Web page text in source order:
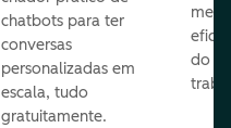
chatbots para ter
conversas
personalizadas em
escala, tudo
gratuitamente.
do